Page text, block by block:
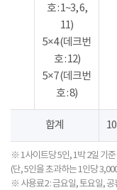
호 : 1~3, 6,
11)
5×4 (데크번
호 : 12)
5×7 (데크번
호 : 8)
합계
※ 1사이트당 5인, 1박 2일 기준
(단, 5인을 초과하는 1인당
※ 사용료2 : 금요일, 토요일, 공